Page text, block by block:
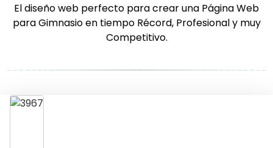
El diseño web perfecto para crear una Página Web
para Gimnasio en tiempo Récord, Profesional y muy
Competitivo.